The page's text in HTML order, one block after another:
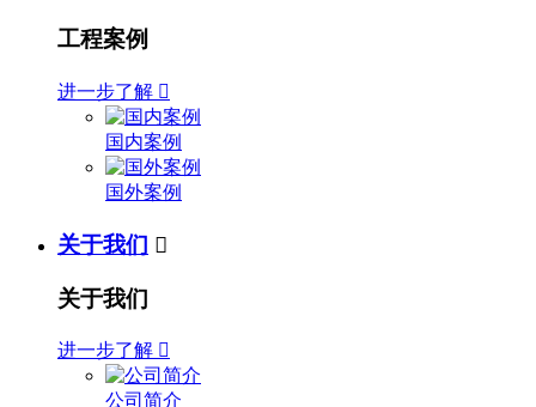
工程案例
进一步了解 
国内案例
国外案例
关于我们 
关于我们
进一步了解 
公司简介